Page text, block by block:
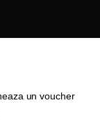
un voucher